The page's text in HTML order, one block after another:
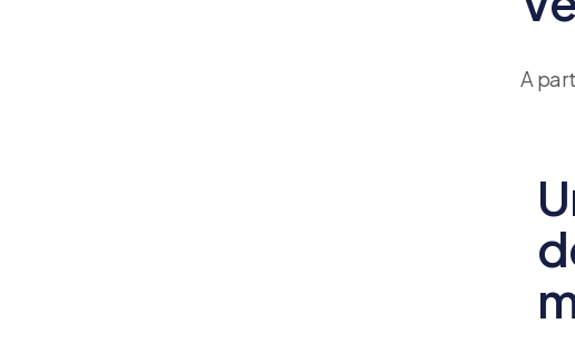
A